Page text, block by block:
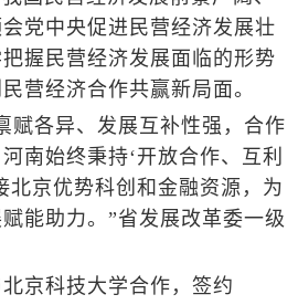
党中央促进民营经济发展壮
握民营经济发展面临的形势
营经济合作共赢新局面。
各异、发展互补性强，合作
南始终秉持‘开放合作、互利
北京优势科创和金融资源，为
能助力。”省发展改革委一级
科技大学合作，签约